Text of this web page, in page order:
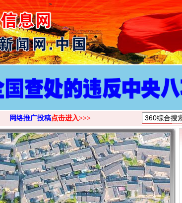
>
网络推广投稿点击进入>>>